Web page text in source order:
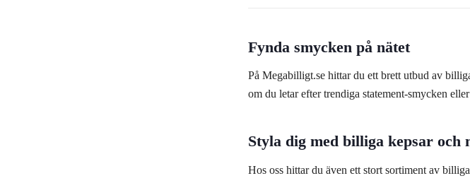
Fynda smycken på nätet
På Megabilligt.se hittar du ett brett utbud av
om du letar efter trendiga statement-smycken
Styla dig med billiga kepsar och
Hos oss hittar du även ett stort sortiment av